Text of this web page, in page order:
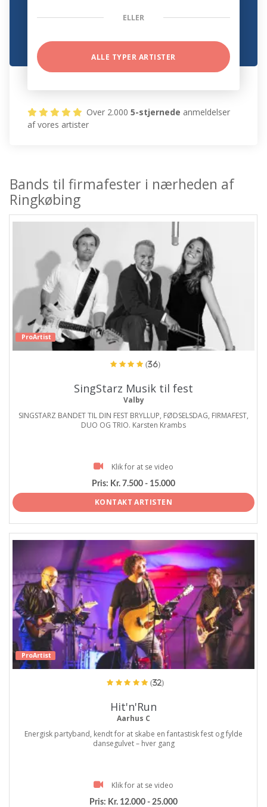
ELLER
ALLE TYPER ARTISTER
Over 2.0005-stjernede anmeldelser
af vores artister
Bands til firmafester i nærheden af
Ringkøbing
ProArtist
(36)
SingStarz Musik til fest
Valby
SINGSTARZ BANDET TIL DIN FEST BRYLLUP, FØDSELSDAG, FIRMAFEST,
DUO OG TRIO. Karsten Krambs
Klik for at se video
Pris: Kr. 7.500 - 15.000
KONTAKT ARTISTEN
ProArtist
(32)
Hit'n'Run
Aarhus C
Energisk partyband, kendt for at skabe en fantastisk fest og fylde
dansegulvet – hver gang
Klik for at se video
Pris: Kr. 12.000 - 25.000